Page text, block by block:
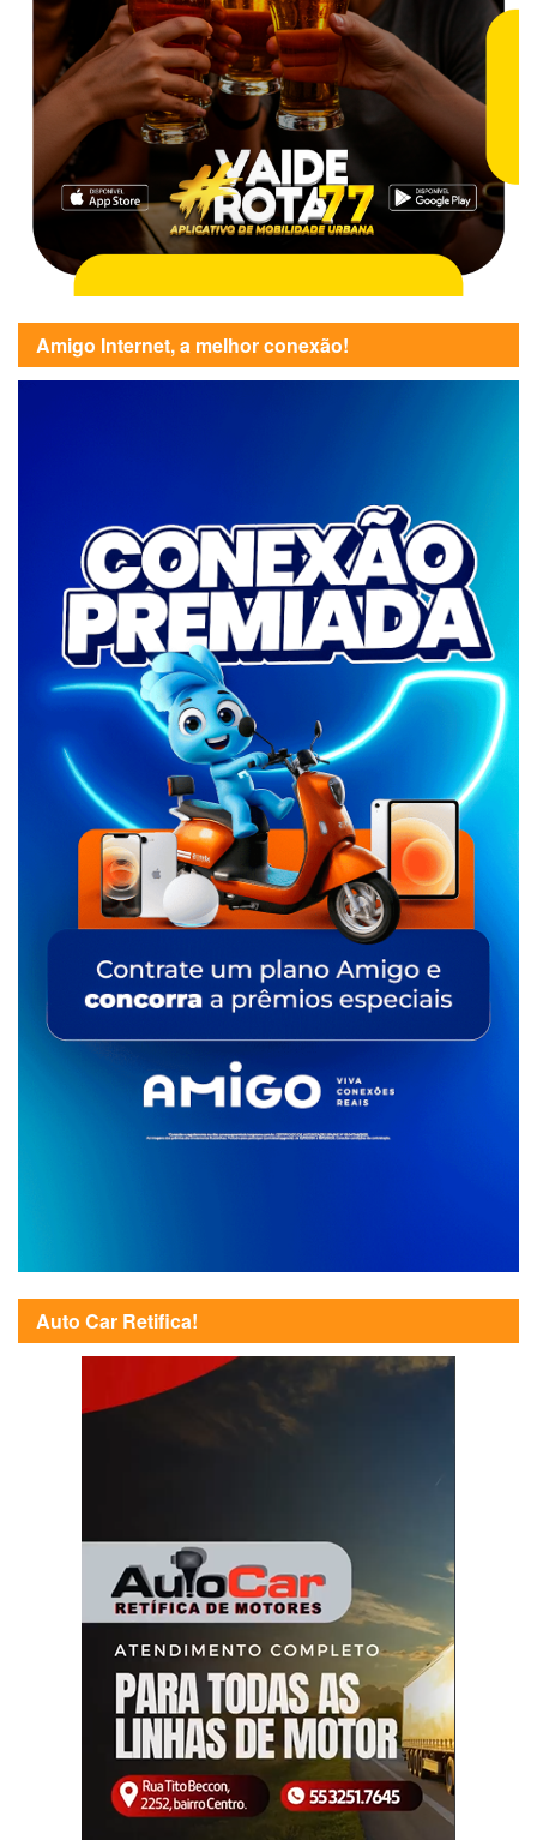
Amigo Internet, a melhor conexão!
Auto Car Retifica!